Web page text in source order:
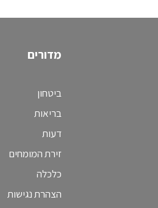
מדורים
ביטחון
בריאות
דעות
זירת המומחים
כלכלה
הצהרת נגישות